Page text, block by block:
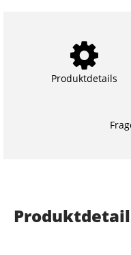
Produktdetails